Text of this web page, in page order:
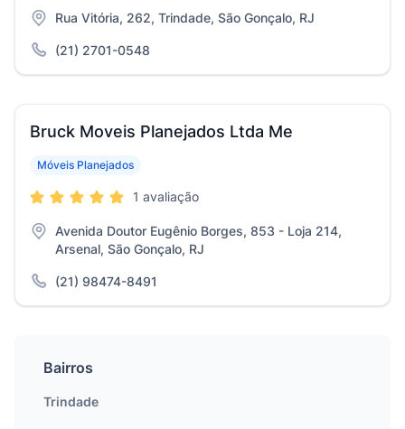
Rua Vitória, 262, Trindade, São Gonçalo, RJ
(21) 2701-0548
Bruck Moveis Planejados Ltda Me
Móveis Planejados
1 avaliação
Avenida Doutor Eugênio Borges, 853 - Loja 214,
Arsenal, São Gonçalo, RJ
(21) 98474-8491
Bairros
Trindade